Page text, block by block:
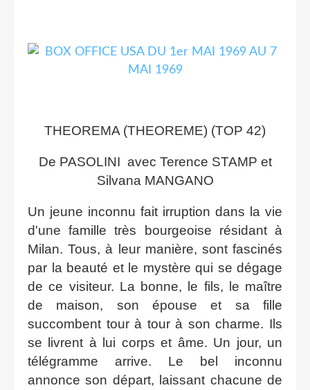
THEOREMA (THEOREME) (TOP 42)
De PASOLINI avec Terence STAMP et
Silvana MANGANO
Un jeune inconnu fait irruption dans la vie
d'une famille très bourgeoise résidant à
Milan. Tous, à leur manière, sont fascinés
par la beauté et le mystère qui se dégage
de ce visiteur. La bonne, le fils, le maître
de maison, son épouse et sa fille
succombent tour à tour à son charme. Ils
se livrent à lui corps et âme. Un jour, un
télégramme arrive. Le bel inconnu
annonce son départ, laissant chacune de